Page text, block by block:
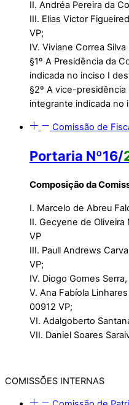
II. Andréa Pereira da
III. Elias Victor
VP;
IV. Viviane Correa
§1º A Presidência da
indicada no inciso I
§2º A vice-
integrante indicada no
Comissão de
Portaria Nº16/
Composição da
I. Marcelo de Abreu
II. Gecyene de Oliveira
VP
III. Paull Andrews
VP;
IV. Diogo Gomes
V. Ana Fabíola
00912 VP;
VI. Adalgoberto
VII. Daniel Soares
COMISSÕES INTERNAS